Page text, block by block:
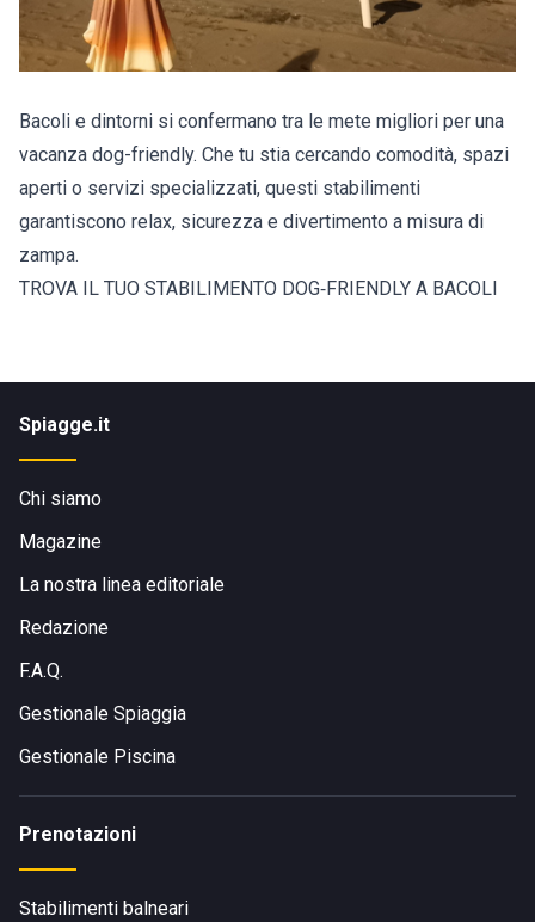
Bacoli e dintorni si confermano tra le mete migliori per una
vacanza dog-friendly. Che tu stia cercando comodità, spazi
aperti o servizi specializzati, questi stabilimenti
garantiscono relax, sicurezza e divertimento a misura di
zampa.
TROVA IL TUO STABILIMENTO DOG‑FRIENDLY A BACOLI
Spiagge.it
Chi siamo
Magazine
La nostra linea editoriale
Redazione
F.A.Q.
Gestionale Spiaggia
Gestionale Piscina
Prenotazioni
Stabilimenti balneari